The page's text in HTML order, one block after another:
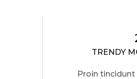
TRENDY
Proin